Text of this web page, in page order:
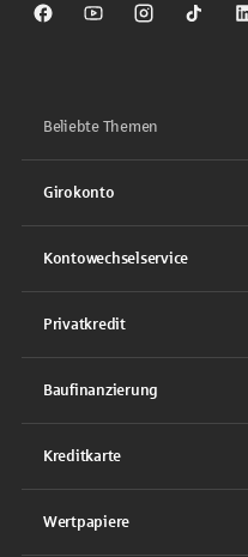
Sparkasse auf Facebook
Sparkasse aufSparkasse auf
Beliebte Themen
Girokonto
Kontowechselservice
Privatkredit
Baufinanzierung
Kreditkarte
Wertpapiere